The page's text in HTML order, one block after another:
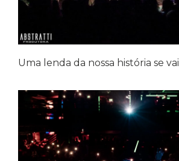
Uma lenda da nossa história se vai